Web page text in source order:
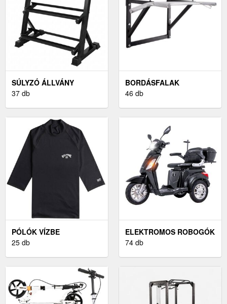
SÚLYZÓ ÁLLVÁNY
37 db
BORDÁSFALAK
46 db
PÓLÓK VÍZBE
25 db
ELEKTROMOS ROBOGÓK
74 db